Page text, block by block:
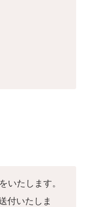
いたします。
付いたしま